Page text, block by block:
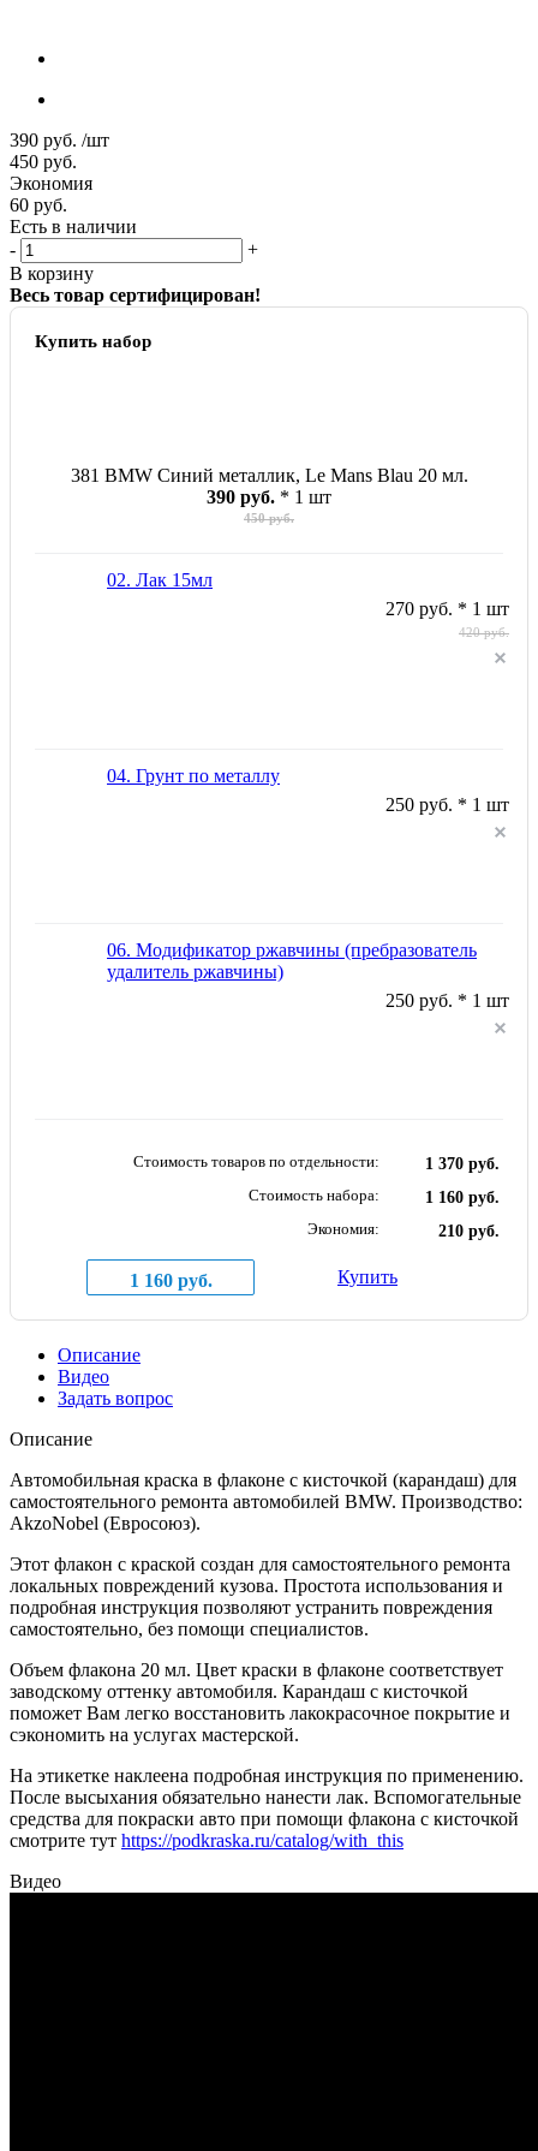
390 руб. /шт
450 руб.
Экономия
60 руб.
Есть в наличии
-
+
В корзину
Весь товар сертифицирован!
Купить набор
381 BMW Синий металлик, Le Mans Blau 20 мл.
390 руб. * 1 шт
450 руб.
02. Лак 15мл
270 руб. * 1 шт
420 руб.
04. Грунт по металлу
250 руб. * 1 шт
06. Модификатор ржавчины (пребразователь
удалитель ржавчины)
250 руб. * 1 шт
Стоимость товаров по отдельности:
1 370 руб.
Стоимость набора:
1 160 руб.
Экономия:
210 руб.
1 160 руб. Купить
Описание
Видео
Задать вопрос
Описание
Автомобильная краска в флаконе с кисточкой (карандаш) для
самостоятельного ремонта автомобилей BMW. Производство:
AkzoNobel (Евросоюз).
Этот флакон с краской создан для самостоятельного ремонта
локальных повреждений кузова. Простота использования и
подробная инструкция позволяют устранить повреждения
самостоятельно, без помощи специалистов.
Объем флакона 20 мл. Цвет краски в флаконе соответствует
заводскому оттенку автомобиля. Карандаш с кисточкой
поможет Вам легко восстановить лакокрасочное покрытие и
сэкономить на услугах мастерской.
На этикетке наклеена подробная инструкция по применению.
После высыхания обязательно нанести лак. Вспомогательные
средства для покраски авто при помощи флакона с кисточкой
смотрите тут https://podkraska.ru/catalog/with_this
Видео